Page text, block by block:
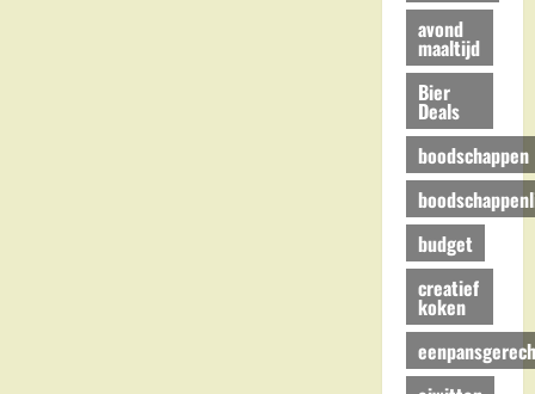
avond
maaltijd
Bier
Deals
boodschappen
budget
creatief
koken